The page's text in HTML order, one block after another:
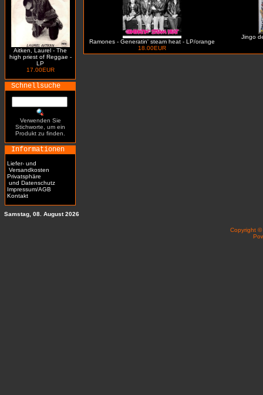
Aitken, Laurel - The
high priest of Reggae -
LP
17.00EUR
Schnellsuche
Verwenden Sie
Stichworte, um ein
Produkt zu finden.
Informationen
Liefer- und
Versandkosten
Privatsphäre
und Datenschutz
Impressum/AGB
Kontakt
Ramones - Generatin' steam heat - LP/orange
18.00EUR
Jingo
Samstag, 08. August 2026
Copyright